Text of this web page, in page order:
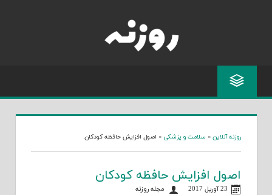
روزنه آنلاین » سلامت و پزشکی » اصول افزایش حافظه کودکان
اصول افزایش حافظه کودکان
23 آوریل 2017
مجله روزنه